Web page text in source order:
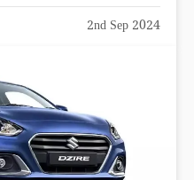
2nd Sep 2024